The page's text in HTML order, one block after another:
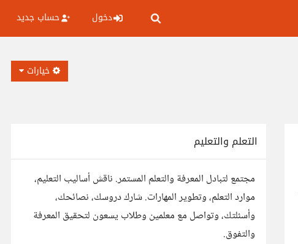
دخول حساب جديد
خيارات
التعلم والتعليم
مجتمع لتبادل المعرفة والتعلم المستمر. ناقش أساليب التعليم،
موارد التعلم، وتطوير المهارات. شارك دروسك، نصائحك،
وأسئلتك، وتواصل مع معلمين وطلاب يسعون لتحقيق المعرفة
والتفوق.